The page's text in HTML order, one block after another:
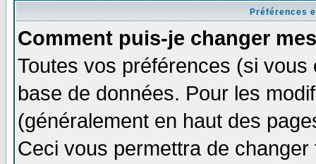
Préférences
Comment puis-je changer
Toutes vos préférences (si
base de données. Pour les
(généralement en haut des
Ceci vous permettra de